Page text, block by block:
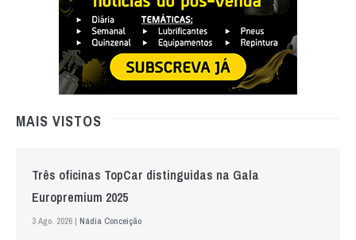
MAIS VISTOS
Três oficinas TopCar distinguidas na Gala
Europremium 2025
3 Ago. 2026 | Nádia Conceição